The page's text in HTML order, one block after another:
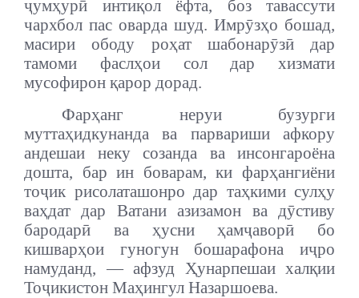
ҷумҳурӣ интиқол ёфта, боз тавассути
чархбол пас оварда шуд. Имрӯзҳо бошад,
масири ободу роҳат шабонарӯзӣ дар
тамоми фаслҳои сол дар хизмати
мусофирон қарор дорад.
Фарҳанг неруи бузурги
муттаҳидкунанда ва парвариши афкору
андешаи неку созанда ва инсонгароёна
дошта, бар ин боварам, ки фарҳангиёни
тоҷик рисолаташонро дар таҳкими сулҳу
ваҳдат дар Ватани азизамон ва дӯстиву
бародарӣ ва ҳусни ҳамҷаворӣ бо
кишварҳои гуногун бошарафона иҷро
намуданд, — афзуд Ҳунарпешаи халқии
Тоҷикистон Маҳингул Назаршоева.